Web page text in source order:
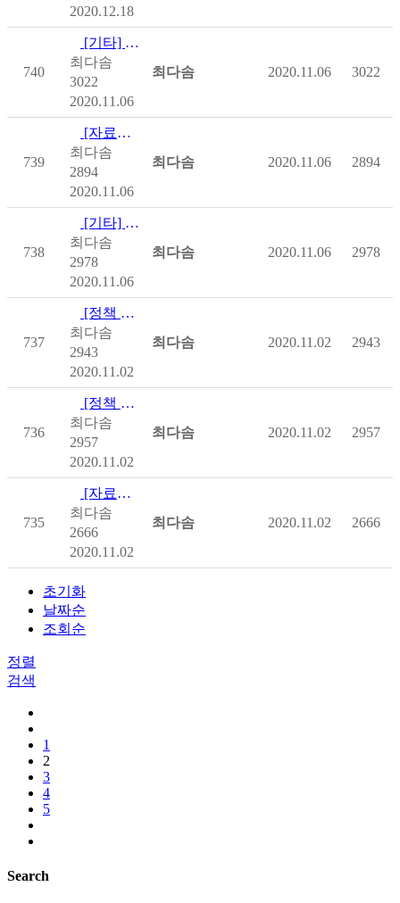
2020.12.18
740
[기타] [중앙장애인권익옹호기관] 장애인학대 관련 범죄 처벌 이…
최다솜
3022
2020.11.06
최다솜 2020.11.06 3022
739
[자료집] [중앙장애인권익옹호기관] 걱정하지말고 용기있게(누구나 …
최다솜
2894
2020.11.06
최다솜 2020.11.06 2894
738
[기타] [장애인권익옹호기관] 2019 장애인학대 현황보고서
최다솜
2978
2020.11.06
최다솜 2020.11.06 2978
737
[정책 및 제도] [보건복지부] 2020년 중앙부처 차상위계층 지원사업 …
최다솜
2943
2020.11.02
최다솜 2020.11.02 2943
736
[정책 및 제도] [보건복지부] 2019 보건복지백서
최다솜
2957
2020.11.02
최다솜 2020.11.02 2957
735
[자료집] [보건복지부] OECD Health Statistics…
최다솜
2666
2020.11.02
최다솜 2020.11.02 2666
초기화
날짜순
조회순
정렬
검색
1
2
3
4
5
Search